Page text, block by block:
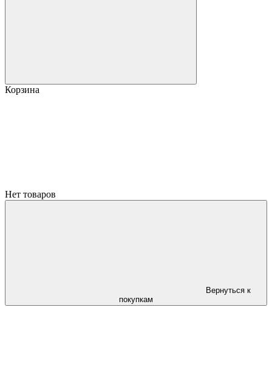
Корзина
Нет товаров
Вернуться к
покупкам